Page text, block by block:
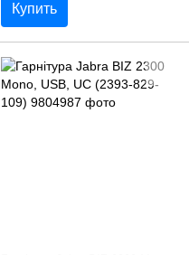
Купить